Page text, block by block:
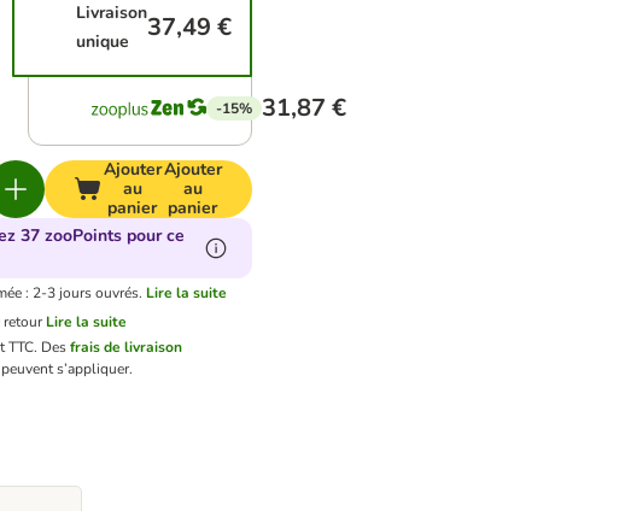
Livraison
unique
37,49 €
-15% 31,87 €
Ajouter
au
panier
Ajouter
au
panier
37 zooPoints pour ce
: 2-3 jours ouvrés. Lire la suite
Lire la suite
TTC. Desfrais de livraison
s’appliquer.